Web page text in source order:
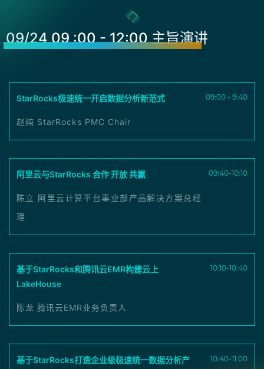
09/24 09 :00 - 12:00 主旨演讲
StarRocks极速统一开启数据分析新范式 09:00 - 9:40
赵纯 StarRocks PMC Chair
阿里云与StarRocks 合作 开放 共赢 09:40-10:10
陈立 阿里云计算平台事业部产品解决方案总经
理
基于StarRocks和腾讯云EMR构建云上
LakeHouse
10:10-10:40
陈龙 腾讯云EMR业务负责人
基于StarRocks打造企业级极速统一数据分析产
10:40-11:00